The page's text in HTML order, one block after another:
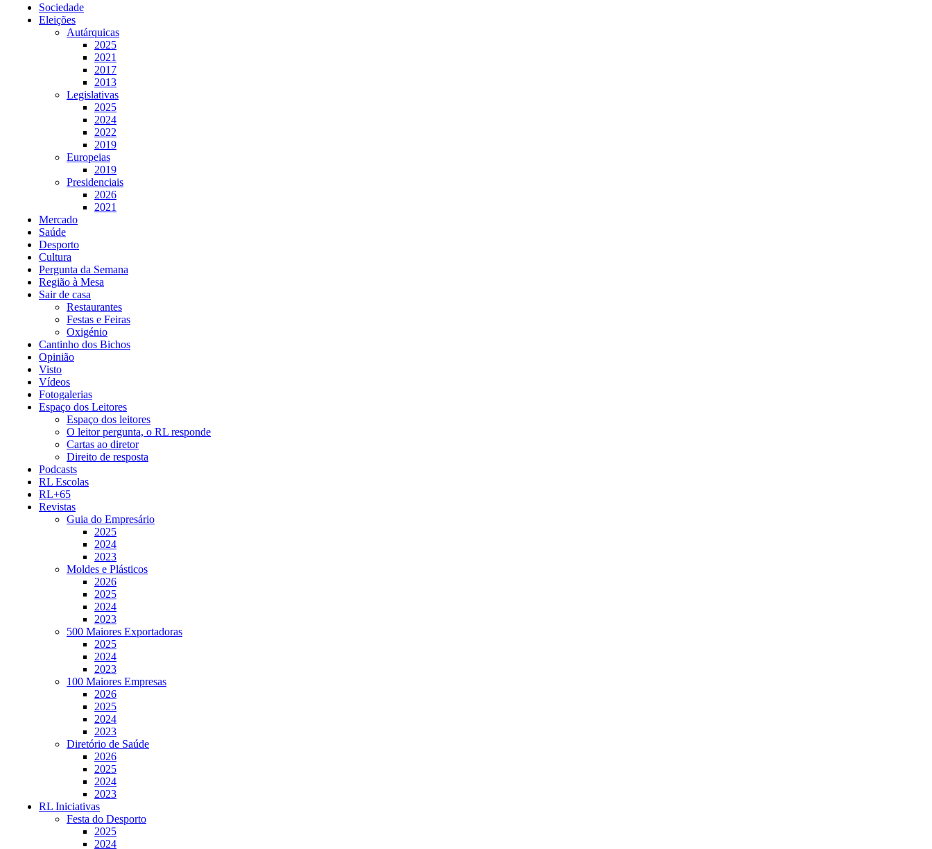
Sociedade
Eleições
Autárquicas
2025
2021
2017
2013
Legislativas
2025
2024
2022
2019
Europeias
2019
Presidenciais
2026
2021
Mercado
Saúde
Desporto
Cultura
Pergunta da Semana
Região à Mesa
Sair de casa
Restaurantes
Festas e Feiras
Oxigénio
Cantinho dos Bichos
Opinião
Visto
Vídeos
Fotogalerias
Espaço dos Leitores
Espaço dos leitores
O leitor pergunta, o RL responde
Cartas ao diretor
Direito de resposta
Podcasts
RL Escolas
RL+65
Revistas
Guia do Empresário
2025
2024
2023
Moldes e Plásticos
2026
2025
2024
2023
500 Maiores Exportadoras
2025
2024
2023
100 Maiores Empresas
2026
2025
2024
2023
Diretório de Saúde
2026
2025
2024
2023
RL Iniciativas
Festa do Desporto
2025
2024